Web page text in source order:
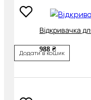
Відкривачка
988 ₴
Додати в кошик